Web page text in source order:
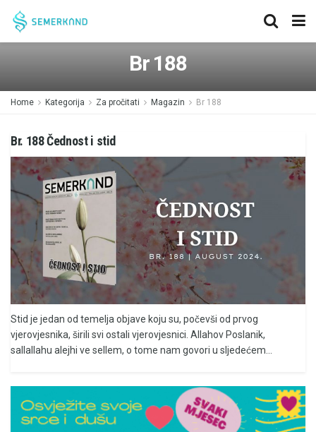
Br 188
Home Kategorija Za pročitati Magazin Br 188
Br. 188 Čednost i stid
Stid je jedan od temelja objave koju su, počevši od prvog
vjerovjesnika, širili svi ostali vjerovjesnici. Allahov Poslanik,
sallallahu alejhi ve sellem, o tome nam govori u sljedećem...